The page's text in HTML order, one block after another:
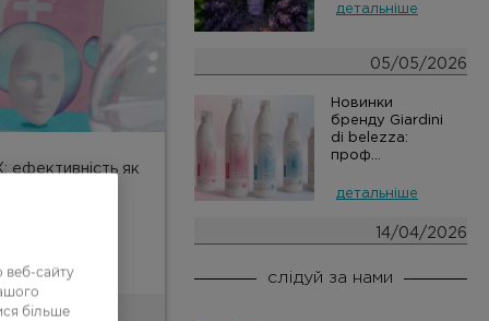
ефективність як
детальніше
05/05/2026
Новинки
бренду Giardini
di belezza:
проф...
детальніше
14/04/2026
слідуй за нами
сайту
більше